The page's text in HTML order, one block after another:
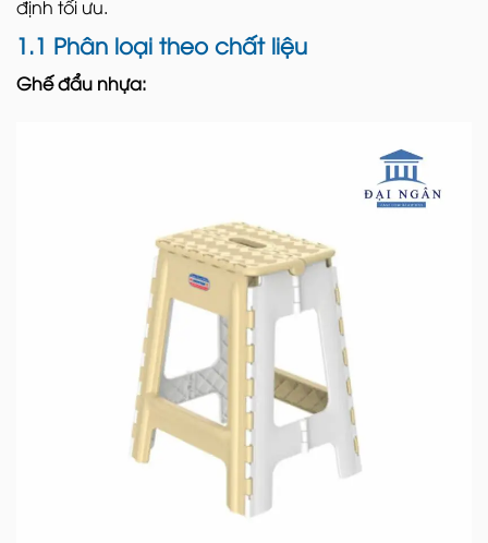
định tối ưu.
1.1 Phân loại theo chất liệu
Ghế đẩu nhựa: